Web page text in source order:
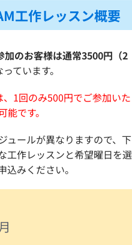
工作レッスン概要
加のお客様は通常3500円（2
っています。
1回のみ500円でご参加いた
能です。
ュールが異なりますので、下
工作レッスンと希望曜日を選
みください。